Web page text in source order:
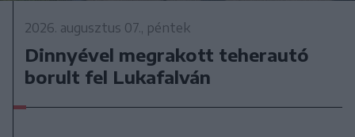
2026. augusztus 07., péntek
Dinnyével megrakott teherautó
borult fel Lukafalván